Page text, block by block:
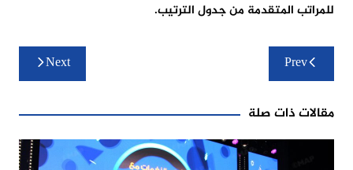
للمراتب المتقدمة من جدول الترتيب.
تصفّح
المقالاتPrev
Next
مقالات ذات صلة